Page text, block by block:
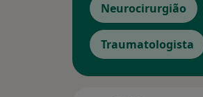
Neurocirurgião
Traumatologista